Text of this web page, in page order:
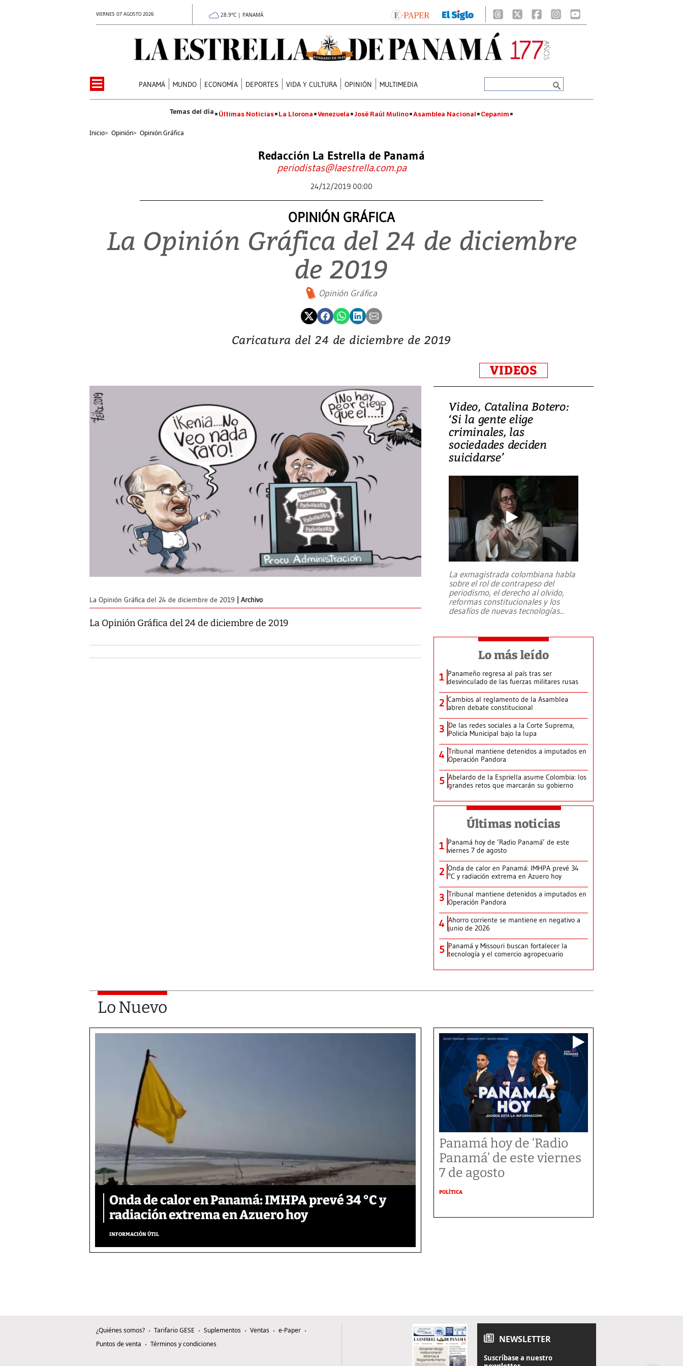
VIERNES 07 AGOSTO 2026 28.9°C | PANAMÁ
PANAMÁ MUNDO ECONOMÍA DEPORTES VIDA Y CULTURA OPINIÓN MULTIMEDIA
Últimas Noticias La Llorona Venezuela José Raúl Mulino Asamblea Nacional Cepanim
Inicio> Opinión> Opinión Gráfica
Redacción La Estrella de Panamá
periodistas@laestrella.com.pa
24/12/2019 00:00
OPINIÓN GRÁFICA
La Opinión Gráfica del 24 de diciembre
de 2019
Opinión Gráfica
Caricatura del 24 de diciembre de 2019
La Opinión Gráfica del 24 de diciembre de 2019 Archivo
La Opinión Gráfica del 24 de diciembre de 2019
VIDEOS
Video, Catalina Botero:
‘Si la gente elige
criminales, las
sociedades deciden
suicidarse’
La exmagistrada colombiana habla
sobre el rol de contrapeso del
periodismo, el derecho al olvido,
reformas constitucionales y los
desafíos de nuevas tecnologías...
Lo más leído
1 Panameño regresa al país tras ser
desvinculado de las fuerzas militares rusas
2 Cambios al reglamento de la Asamblea
abren debate constitucional
3 De las redes sociales a la Corte Suprema,
Policía Municipal bajo la lupa
4 Tribunal mantiene detenidos a imputados en
Operación Pandora
5 Abelardo de la Espriella asume Colombia: los
grandes retos que marcarán su gobierno
Últimas noticias
1 Panamá hoy de ‘Radio Panamá’ de este
viernes 7 de agosto
2 Onda de calor en Panamá: IMHPA prevé 34
°C y radiación extrema en Azuero hoy
3 Tribunal mantiene detenidos a imputados en
Operación Pandora
4 Ahorro corriente se mantiene en negativo a
junio de 2026
5 Panamá y Missouri buscan fortalecer la
tecnología y el comercio agropecuario
Lo Nuevo
Onda de calor en Panamá: IMHPA prevé 34 °C y
radiación extrema en Azuero hoy
INFORMACIÓN ÚTIL
Panamá hoy de ‘Radio
Panamá’ de este viernes
7 de agosto
POLÍTICA
¿Quiénes somos? Tarifario GESE Suplementos Ventas
e-Paper
Puntos de venta
Términos y condiciones NEWSLETTER
Suscríbase a nuestro